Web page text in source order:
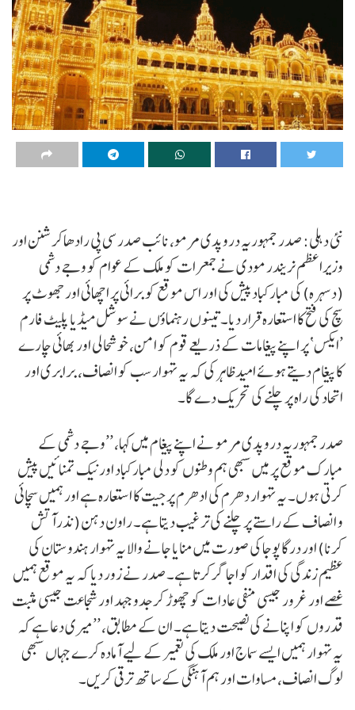
نئی دہلی: صدر جمہوریہ دروپدی مرمو، نائب صدر سی پی رادھاکرشنن اور
وزیراعظم نریندر مودی نے جمعرات کو ملک کے عوام کو وجے دشمی
(دسہرہ) کی مبارکباد پیش کی اور اس موقع کو برائی پر اچھائی اور جھوٹ پر
سچ کی فتح کا استعارہ قرار دیا۔ تینوں رہنماؤں نے سوشل میڈیا پلیٹ فارم
’ایکس‘ پر اپنے پیغامات کے ذریعے قوم کو امن، خوشحالی اور بھائی چارے
کا پیغام دیتے ہوئے امید ظاہر کی کہ یہ تہوار سب کو انصاف، برابری اور
اتحاد کی راہ پر چلنے کی تحریک دے گا۔
صدر جمہوریہ دروپدی مرمو نے اپنے پیغام میں کہا، ’’وجے دشمی کے
مبارک موقع پر میں سبھی ہم وطنوں کو دلی مبارکباد اور نیک تمنائیں پیش
کرتی ہوں۔ یہ تہوار دھرم کی ادھرم پر جیت کا استعارہ ہے اور ہمیں سچائی
و انصاف کے راستے پر چلنے کی ترغیب دیتا ہے۔ راون دہن (نذرآتش
کرنا) اور درگا پوجا کی صورت میں منایا جانے والا یہ تہوار ہندوستان کی
عظیم زندگی کی اقدار کو اجاگر کرتا ہے۔ صدر نے زور دیا کہ یہ موقع ہمیں
غصے اور غرور جیسی منفی عادات کو چھوڑ کر جدوجہد اور شجاعت جیسی مثبت
قدروں کو اپنانے کی نصیحت دیتا ہے۔ ان کے مطابق، ’’میری دعا ہے کہ
یہ تہوار ہمیں ایسے سماج اور ملک کی تعمیر کے لیے آمادہ کرے جہاں سبھی
لوگ انصاف، مساوات اور ہم آہنگی کے ساتھ ترقی کریں۔